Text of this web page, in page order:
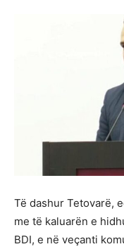
Të dashur Tetovarë,
me të kaluarën e
BDI, e në veçanti